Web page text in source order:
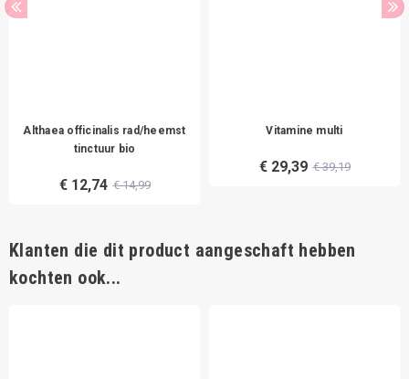
Althaea officinalis rad/heemst
tinctuur bio
€ 12,74 € 14,99
Vitamine multi
€ 29,39 € 39,19
Klanten die dit product aangeschaft hebben
kochten ook...